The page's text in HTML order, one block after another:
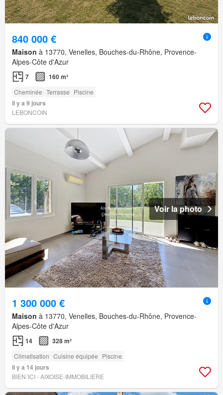
840 000 €
Maison à 13770, Venelles, Bouches-du-Rhône, Provence-
Alpes-Côte d'Azur
7 160 m²
Cheminée Terrasse Piscine
Il y a 9 jours
LEBONCOIN
Voir la photo
1 300 000 €
Maison à 13770, Venelles, Bouches-du-Rhône, Provence-
Alpes-Côte d'Azur
14 328 m²
Climatisation Cuisine équipée Piscine
Il y a 14 jours
BIEN´ICI - AIXOISE-IMMOBILIERE